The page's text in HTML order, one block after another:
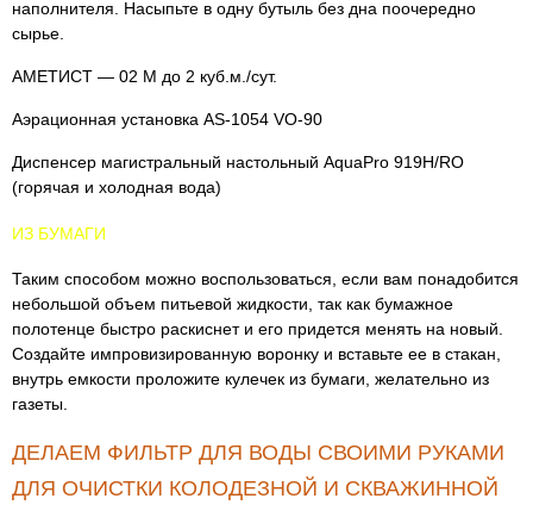
наполнителя. Насыпьте в одну бутыль без дна поочередно
сырье.
АМЕТИСТ — 02 М до 2 куб.м./сут.
Аэрационная установка AS-1054 VO-90
Диспенсер магистральный настольный AquaPro 919H/RO
(горячая и холодная вода)
ИЗ БУМАГИ
Таким способом можно воспользоваться, если вам понадобится
небольшой объем питьевой жидкости, так как бумажное
полотенце быстро раскиснет и его придется менять на новый.
Создайте импровизированную воронку и вставьте ее в стакан,
внутрь емкости проложите кулечек из бумаги, желательно из
газеты.
ДЕЛАЕМ ФИЛЬТР ДЛЯ ВОДЫ СВОИМИ РУКАМИ
ДЛЯ ОЧИСТКИ КОЛОДЕЗНОЙ И СКВАЖИННОЙ